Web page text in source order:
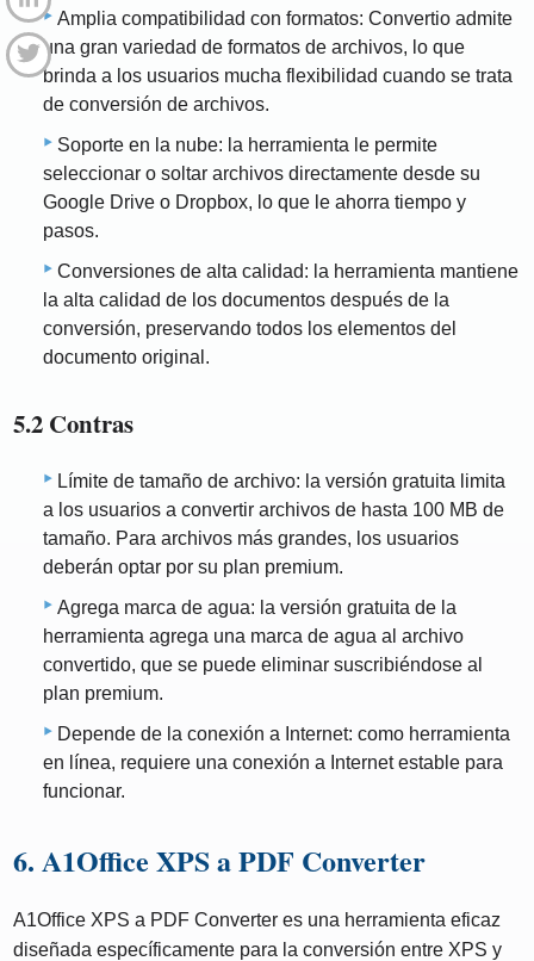
Amplia compatibilidad con formatos: Convertio admite
una gran variedad de formatos de archivos, lo que
brinda a los usuarios mucha flexibilidad cuando se trata
de conversión de archivos.
Soporte en la nube: la herramienta le permite
seleccionar o soltar archivos directamente desde su
Google Drive o Dropbox, lo que le ahorra tiempo y
pasos.
Conversiones de alta calidad: la herramienta mantiene
la alta calidad de los documentos después de la
conversión, preservando todos los elementos del
documento original.
5.2 Contras
Límite de tamaño de archivo: la versión gratuita limita
a los usuarios a convertir archivos de hasta 100 MB de
tamaño. Para archivos más grandes, los usuarios
deberán optar por su plan premium.
Agrega marca de agua: la versión gratuita de la
herramienta agrega una marca de agua al archivo
convertido, que se puede eliminar suscribiéndose al
plan premium.
Depende de la conexión a Internet: como herramienta
en línea, requiere una conexión a Internet estable para
funcionar.
6. A1Office XPS a PDF Converter
A1Office XPS a PDF Converter es una herramienta eficaz
diseñada específicamente para la conversión entre XPS y